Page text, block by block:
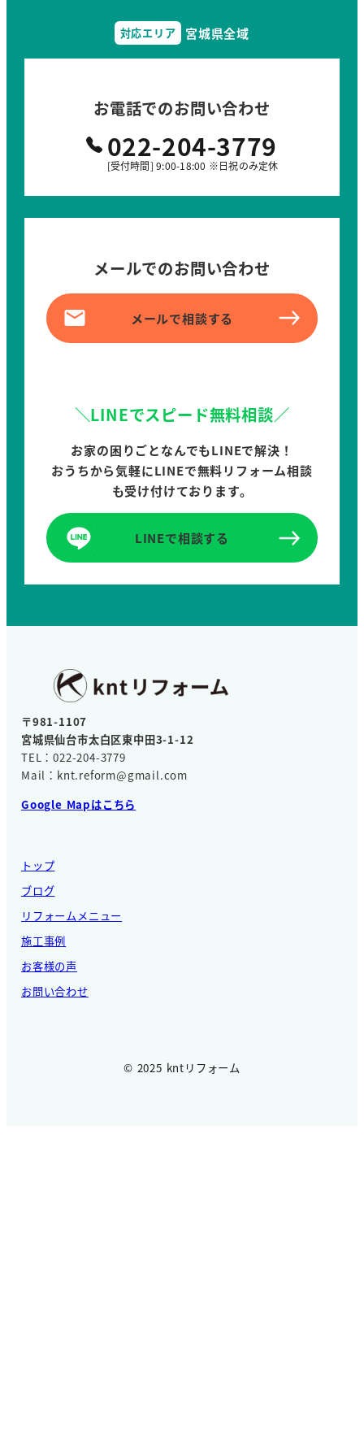
対応エリア 宮城県全域
お電話でのお問い合わせ
022-204-3779
[受付時間] 9:00-18:00 ※日祝のみ定休
メールでのお問い合わせ
メールで相談する
＼LINEでスピード無料相談／
お家の困りごとなんでもLINEで解決！
おうちから気軽にLINEで無料リフォーム相談
も受け付けております。
LINEで相談する
〒981-1107
宮城県仙台市太白区東中田3-1-12
TEL：022-204-3779
Mail：knt.reform@gmail.com
Google Mapはこちら
トップ
ブログ
リフォームメニュー
施工事例
お客様の声
お問い合わせ
© 2025 kntリフォーム